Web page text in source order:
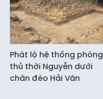
Phát lộ hệ thống phòng
thủ thời Nguyễn dưới
chân đèo Hải Vân